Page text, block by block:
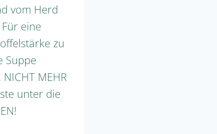
vom Herd
eine
zu
Suppe
MEHR
unter die